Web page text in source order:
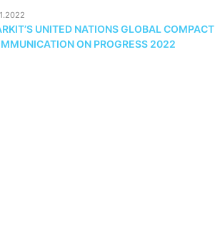
UNITED NATIONS GLOBAL COMPACT
ON PROGRESS 2022